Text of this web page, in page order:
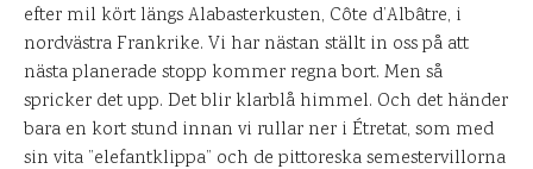
efter mil kört längs Alabasterkusten, Côte d’Albâtre, i
nordvästra Frankrike. Vi har nästan ställt in oss på att
nästa planerade stopp kommer regna bort. Men så
spricker det upp. Det blir klarblå himmel. Och det händer
bara en kort stund innan vi rullar ner i Étretat, som med
sin vita ”elefantklippa” och de pittoreska semestervillorna